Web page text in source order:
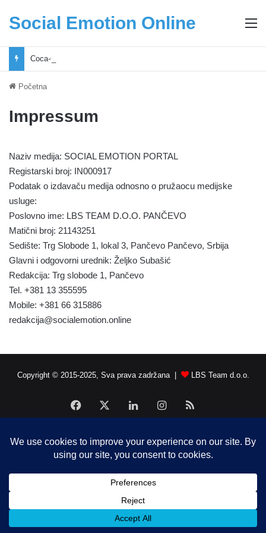
Social Emotion Online
Početna
Impressum
Naziv medija: SOCIAL EMOTION PORTAL
Registarski broj: IN000917
Podatak o izdavaču medija odnosno o pružaocu medijske
usluge:
Poslovno ime: LBS TEAM D.O.O. PANČEVO
Matični broj: 21143251
Sedište: Trg Slobode 1, lokal 3, Pančevo Pančevo, Srbija
Glavni i odgovorni urednik: Željko Subašić
Redakcija: Trg slobode 1, Pančevo
Tel. +381 13 355595
Mobile: +381 66 315886
redakcija@socialemotion.online
Copyright © 2015-2025, Sva prava zadržana | LBS Team d.o.o.
Facebook LinkedInInstagram